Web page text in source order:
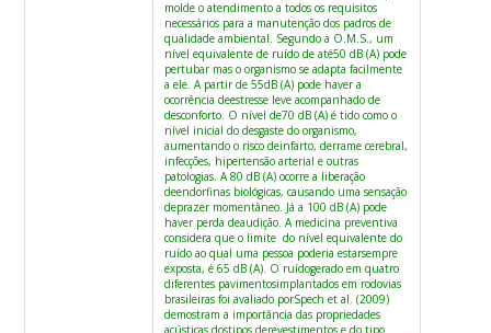
molde o atendimento a todos os requisitos
necessários para a manutenção dos padros de
qualidade ambiental. Segundo a O.M.S., um
nível equivalente de ruído de até50 dB (A) pode
pertubar mas o organismo se adapta facilmente
a ele. A partir de 55dB (A) pode haver a
ocorrência deestresse leve acompanhado de
desconforto. O nível de70 dB (A) é tido como o
nível inicial do desgaste do organismo,
aumentando o risco deinfarto, derrame cerebral,
infecções, hipertensão arterial e outras
patologias. A 80 dB (A) ocorre a liberação
deendorfinas biológicas, causando uma sensação
deprazer momentâneo. Já a 100 dB (A) pode
haver perda deaudição. A medicina preventiva
considera que o limite do nível equivalente do
ruído ao qual uma pessoa poderia estarsempre
exposta, é 65 dB (A). O ruídogerado em quatro
diferentes pavimentosimplantados em rodovias
brasileiras foi avaliado porSpech et al. (2009)
demostram a importância das propriedades
acústicas dostipos derevestimentos e do tipo